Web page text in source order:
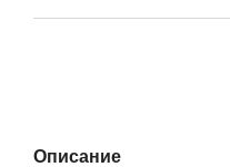
Описание